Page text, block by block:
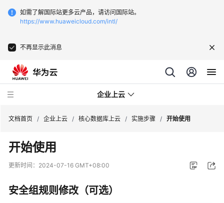
如需了解国际站更多云产品，请访问国际站。
https://www.huaweicloud.com/intl/
不再显示此消息
企业上云
SAP
监
CDN
文档首页 / 企业上云 / 核心数据库上云 / 实施步骤 / 开始使用
开始使用
更新时间： 2024-07-16 GMT+08:00
安全组规则修改（可选）